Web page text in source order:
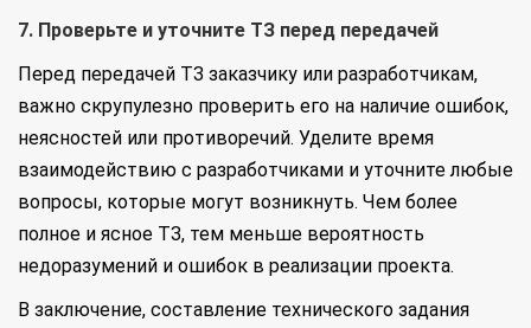
7. Проверьте и уточните ТЗ перед передачей
Перед передачей ТЗ заказчику или разработчикам,
важно скрупулезно проверить его на наличие ошибок,
неясностей или противоречий. Уделите время
взаимодействию с разработчиками и уточните любые
вопросы, которые могут возникнуть. Чем более
полное и ясное ТЗ, тем меньше вероятность
недоразумений и ошибок в реализации проекта.
В заключение, составление технического задания